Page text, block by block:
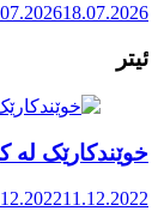
18.07.2026
ئیتر
خوێندکارێک لە
11.12.2022